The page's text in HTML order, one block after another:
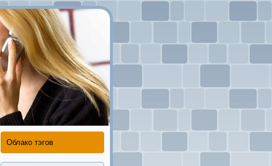
Облако тэгов